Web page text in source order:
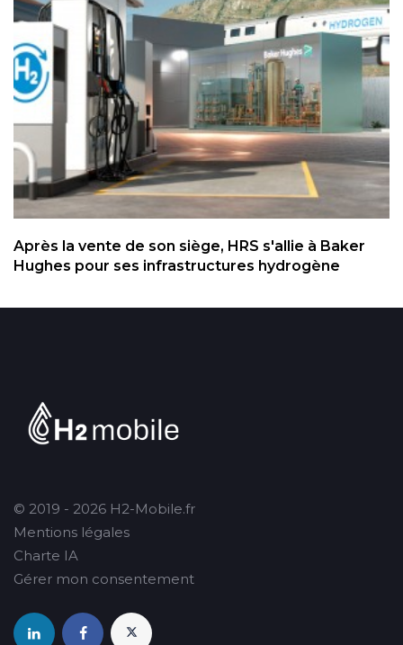
Après la vente de son siège, HRS s'allie à Baker
Hughes pour ses infrastructures hydrogène
© 2019 - 2026 H2-Mobile.fr
Mentions légales
Charte IA
Gérer mon consentement